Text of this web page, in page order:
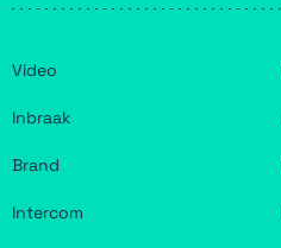
Video
Inbraak
Brand
Intercom